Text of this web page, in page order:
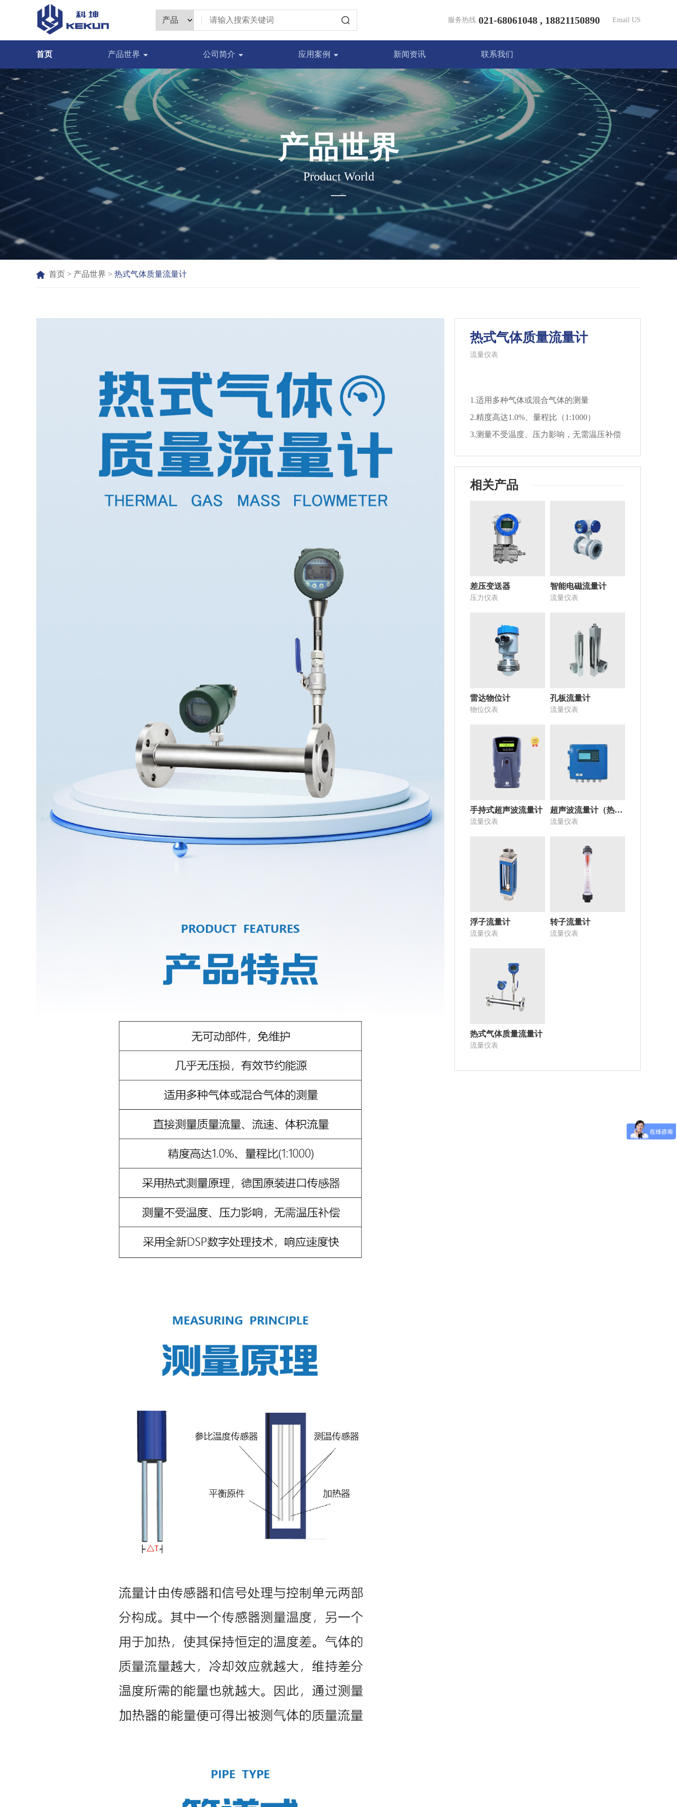
服务热线 021-68061048 , 18821150890 Email US
首页 产品世界 公司简介 应用案例 新闻资讯 联系我们
产品世界
Product World
首页 > 产品世界 > 热式气体质量流量计
热式气体质量流量计
流量仪表
1.适用多种气体或混合气体的测量
2.精度高达1.0%、量程比（1:1000）
3.测量不受温度、压力影响，无需温压补偿
相关产品
差压变送器
压力仪表
智能电磁流量计
流量仪表
雷达物位计
物位仪表
孔板流量计
流量仪表
手持式超声波流量计
流量仪表
超声波流量计（热量表）
流量仪表
浮子流量计
流量仪表
转子流量计
流量仪表
热式气体质量流量计
流量仪表